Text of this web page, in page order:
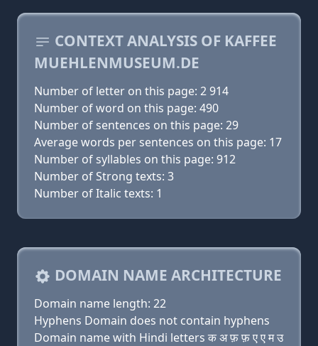
CONTEXT ANALYSIS OF KAFFEE
MUEHLENMUSEUM.DE
Number of letter on this page: 2 914
Number of word on this page: 490
Number of sentences on this page: 29
Average words per sentences on this page: 17
Number of syllables on this page: 912
Number of Strong texts: 3
Number of Italic texts: 1
DOMAIN NAME ARCHITECTURE
Domain name length: 22
Hyphens Domain does not contain hyphens
Domain name with Hindi letters क अ फ़ फ़ ए ए म उ